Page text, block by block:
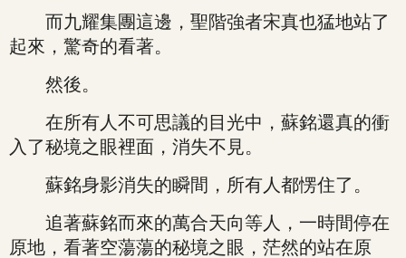
而九耀集團這邊，聖階強者宋真也猛地站了
起來，驚奇的看著。
然後。
在所有人不可思議的目光中，蘇銘還真的衝
入了秘境之眼裡面，消失不見。
蘇銘身影消失的瞬間，所有人都愣住了。
追著蘇銘而來的萬合天向等人，一時間停在
原地，看著空蕩蕩的秘境之眼，茫然的站在原